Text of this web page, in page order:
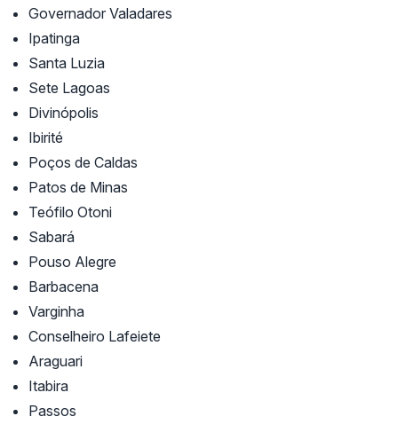
Governador Valadares
Ipatinga
Santa Luzia
Sete Lagoas
Divinópolis
Ibirité
Poços de Caldas
Patos de Minas
Teófilo Otoni
Sabará
Pouso Alegre
Barbacena
Varginha
Conselheiro Lafeiete
Araguari
Itabira
Passos